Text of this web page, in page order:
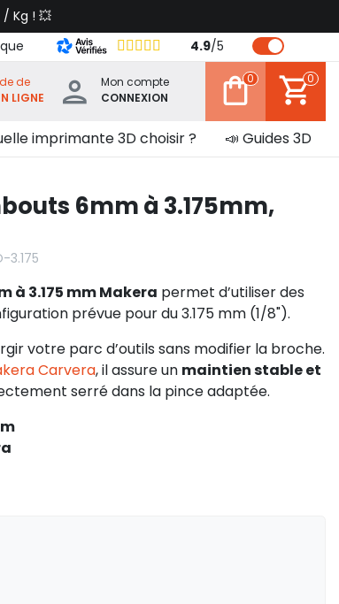
/ Kg ! 💥
4.9/5
de
LIGNE
Mon compte
CONNEXION
0 0
imprimante 3D choisir ? 📣 Guides 3D
6mm à 3.175mm,
3.175
à 3.175 mm Makera permet d’utiliser des
prévue pour du 3.175 mm (1/8").
votre parc d’outils sans modifier la broche.
Carvera, il assure un maintien stable et
serré dans la pince adaptée.